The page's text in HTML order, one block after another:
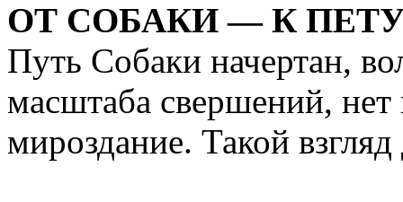
ОТ СОБАКИ — К
Путь Собаки начертан,
масштаба свершений, нет
мироздание. Такой